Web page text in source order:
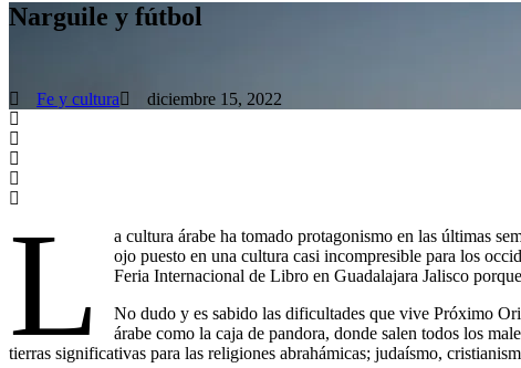
Narguile y fútbol
Fe y cultura diciembre 15, 2022
L
a cultura árabe ha tomado protagonismo en las últimas
ojo puesto en una cultura casi incompresible para los
Feria Internacional de Libro en Guadalajara Jalisco
No dudo y es sabido las dificultades que vive Próximo
árabe como la caja de pandora, donde salen todos los
tierras significativas para las religiones abrahámicas; judaísmo,